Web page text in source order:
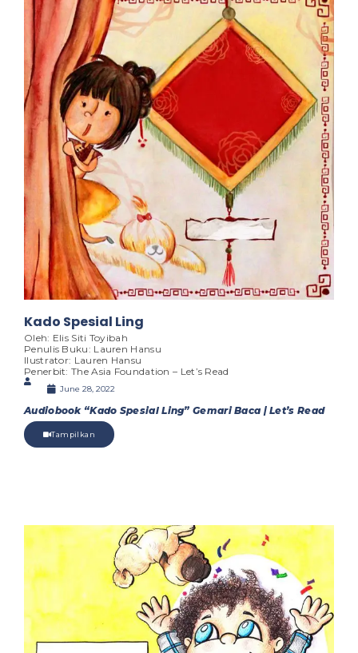
Kado Spesial Ling
Oleh: Elis Siti Toyibah
Penulis Buku: Lauren Hansu
Ilustrator: Lauren Hansu
Penerbit: The Asia Foundation – Let’s Read
June 28, 2022
Audiobook “Kado Spesial Ling” Gemari Baca | Let’s Read
Tampilkan